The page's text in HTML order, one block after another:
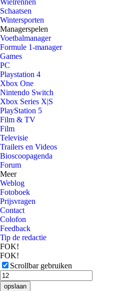
Wielrennen
Schaatsen
Wintersporten
Managerspelen
Voetbalmanager
Formule 1-manager
Games
PC
Playstation 4
Xbox One
Nintendo Switch
Xbox Series X|S
PlayStation 5
Film & TV
Film
Televisie
Trailers en Videos
Bioscoopagenda
Forum
Meer
Weblog
Fotoboek
Prijsvragen
Contact
Colofon
Feedback
Tip de redactie
FOK!
FOK!
Scrollbar gebruiken
opslaan